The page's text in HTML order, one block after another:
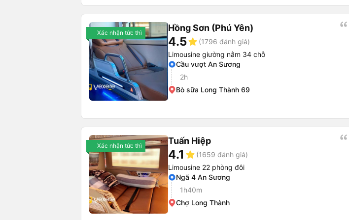
Xác nhận tức thì Hồng Sơn (Phú Yên)
4.5star (1796 đánh giá)
Limousine giường nằm 34 chỗ
Cầu vượt An Sương
2h
Bò sữa Long Thành 69
Xác nhận tức thì Tuấn Hiệp
4.1 star (1659 đánh giá)
Limousine 22 phòng đôi
Ngã 4 An Sương
1h40m
Chợ Long Thành